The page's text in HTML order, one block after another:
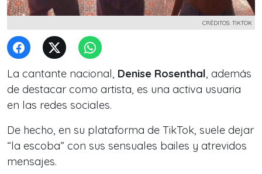
CRÉDITOS: TIKTOK
La cantante nacional, Denise Rosenthal, además
de destacar como artista, es una activa usuaria
en las redes sociales.
De hecho, en su plataforma de TikTok, suele dejar
“la escoba” con sus sensuales bailes y atrevidos
mensajes.